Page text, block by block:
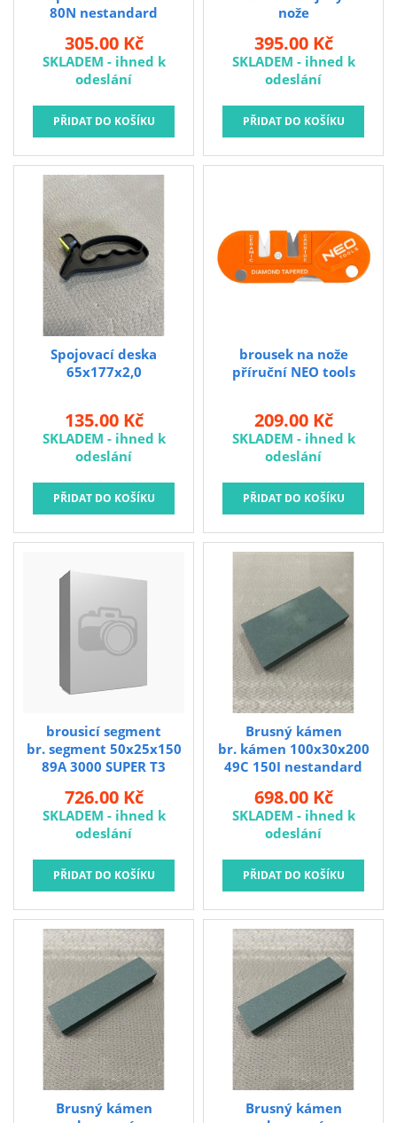
Diamantové kotouče a oživovací kameny
Spojovací materiál - sklad Louny
Spojovací materiál Hašpl
Stavební chemie DenBraven
Dedra nářadí
Železářství a domácí potřeby
Procraft
Kubis
Prodejna LOUNY - nezařazené
Kouřovina
80N nestandard
305.00 Kč
SKLADEM - ihned k
odeslání
nože
395.00 Kč
SKLADEM - ihned k
odeslání
Spojovací deska
65x177x2,0
135.00 Kč
SKLADEM - ihned k
odeslání
brousek na nože
příruční NEO tools
209.00 Kč
SKLADEM - ihned k
odeslání
br. segment 50x25x150
89A 3000 SUPER T3
brousicí segment
726.00 Kč
SKLADEM - ihned k
odeslání
br. kámen 100x30x200
49C 150I nestandard
Brusný kámen
698.00 Kč
SKLADEM - ihned k
odeslání
Brusný kámen
Brusný kámen